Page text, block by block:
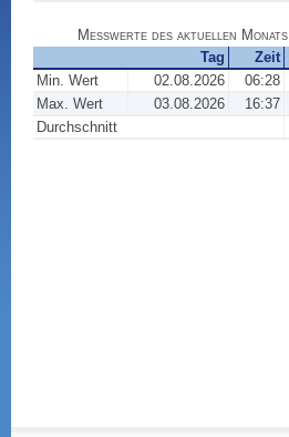
Messwerte des aktuellen Monats
Tag
Zeit
Min. Wert
02.08.2026 06:28
Max. Wert
03.08.2026 16:37
Durchschnitt